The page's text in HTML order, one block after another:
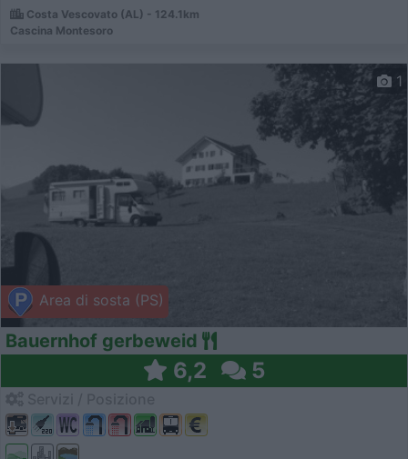
Costa Vescovato (AL) - 124.1km
Cascina Montesoro
Area di sosta (PS)
1
Bauernhof gerbeweid
6,2 5